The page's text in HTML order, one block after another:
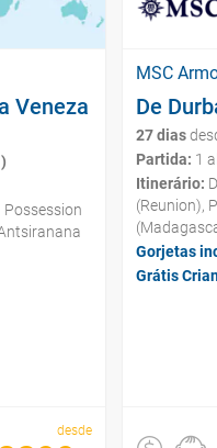
Veneza
desde
MSC
De
27 dias
Partida: 1
Itinerário:
(Reunion),
Gorjetas
Grátis